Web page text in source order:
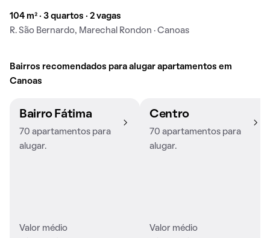
104 m² · 3 quartos · 2 vagas
R. São Bernardo, Marechal Rondon · Canoas
Bairros recomendados para alugar apartamentos em
Canoas
Bairro Fátima
70 apartamentos para
alugar.
Valor médio
Centro
70 apartamentos para
alugar.
Valor médio